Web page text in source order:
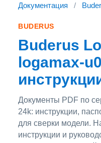
Документация /
BUDERUS
Buderus
logamax-
Документы PDF по
24k: инструкции,
для сверки модели.
инструкции и